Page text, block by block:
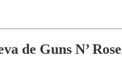
de Guns N’